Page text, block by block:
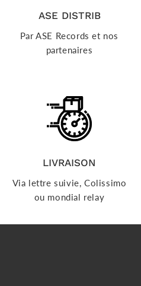
ASE DISTRIB
Par ASE Records et nos
partenaires
LIVRAISON
Via lettre suivie, Colissimo
ou mondial relay